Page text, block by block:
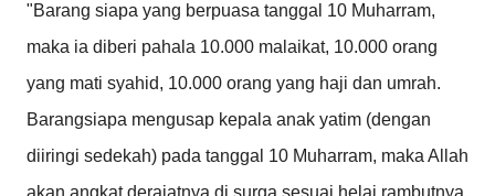
"Barang siapa yang berpuasa tanggal 10 Muharram,
maka ia diberi pahala 10.000 malaikat, 10.000 orang
yang mati syahid, 10.000 orang yang haji dan umrah.
Barangsiapa mengusap kepala anak yatim (dengan
diiringi sedekah) pada tanggal 10 Muharram, maka Allah